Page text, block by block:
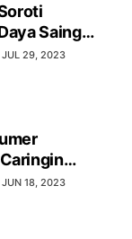
Saing
Pendidikan
JUL 29, 2023
di Era
JUN 18, 2023